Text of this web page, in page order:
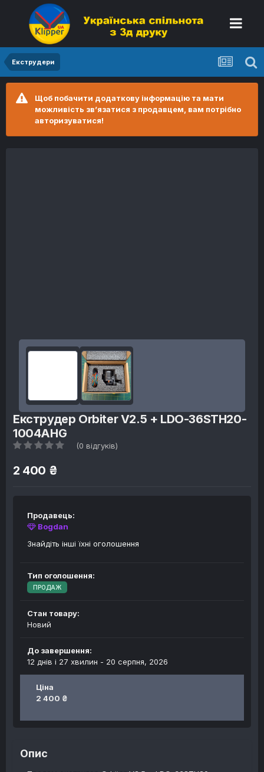
Екструдери
Щоб побачити додаткову інформацію та мати
можливість зв’язатися з продавцем, вам потрібно
авторизуватися!
Екструдер Orbiter V2.5 + LDO-36STH20-
1004AHG
(0 відгуків)
2 400 ₴
Продавець:
Bogdan
Знайдіть інші їхні оголошення
Тип оголошення:
ПРОДАЖ
Стан товару:
Новий
До завершення:
12 днів і 27 хвилин - 20 серпня, 2026
Ціна
2 400 ₴
Опис